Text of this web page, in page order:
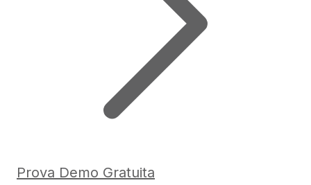
Prova Demo Gratuita